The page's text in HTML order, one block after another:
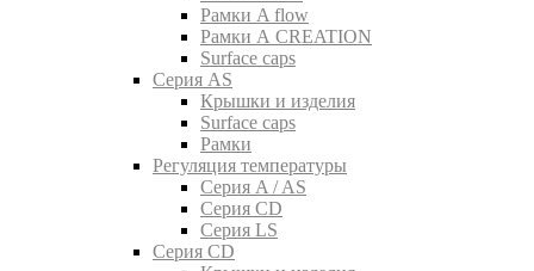
Рамки A flow
Рамки A CREATION
Surface caps
Серия AS
Крышки и изделия
Surface caps
Рамки
Регуляция температуры
Серия A / AS
Серия CD
Серия LS
Серия CD